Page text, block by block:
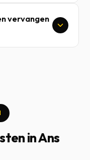
vervangen
in Ans